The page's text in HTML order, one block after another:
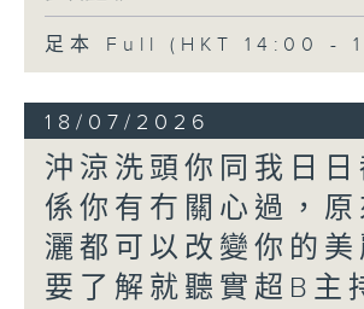
足本 Full (HKT 14:00 -
18/07/2026
沖涼洗頭你同我日
係你有冇關心過，原
灑都可以改變你的美
要了解就聽實超B主